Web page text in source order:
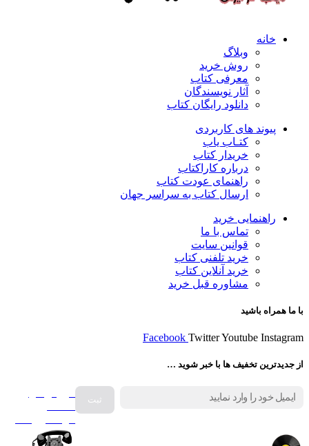
خانه
وبلاگ
روش خرید
معرفی کتاب
آثار نویسندگان
دانلود رایگان کتاب
پیوند های کاربردی
کتـاب یاب
خریدار کتاب
درباره کاراکتاب
راهنمای عودت کتاب
ارسال کتاب به سراسر جهان
راهنمایی خرید
تماس با ما
قوانین سایت
خرید تلفنی کتاب
خرید آنلاین کتاب
مشاوره قبل خرید
با ما همراه باشید
Facebook TwitterYoutube Instagram
از جدیدترین تخفیف ها با خبر شوید …
فروش انواع